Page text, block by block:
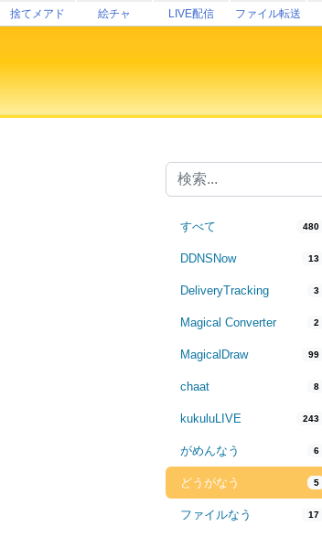
捨てメアド 絵チャ LIVE配信 ファイル転送
すべて 480
DDNSNow 13
DeliveryTracking 3
Magical Converter 2
MagicalDraw 99
chaat 8
kukuluLIVE 243
がめんなう 6
どうがなう 5
ファイルなう 17